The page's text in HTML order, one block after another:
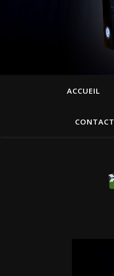
ACCUEIL
CONTACT